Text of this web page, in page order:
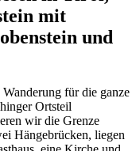
mit
und
für die ganze
Ortsteil
wir die Grenze
Hängebrücken, liegen